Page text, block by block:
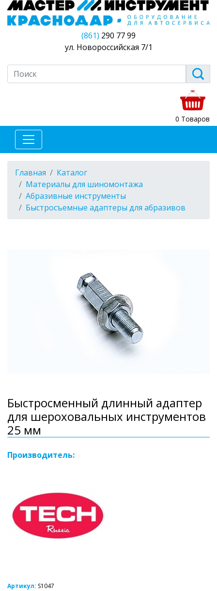
(861) 290 77 99
ул. Новороссийская 7/1
0 Товаров
Главная
Каталог
Материалы для шиномонтажа
Абразивные инструменты
Быстросъемные адаптеры для абразивов
Быстросменный длинный адаптер
для шероховальных инструментов
25 мм
Производитель:
Артикул: S1047